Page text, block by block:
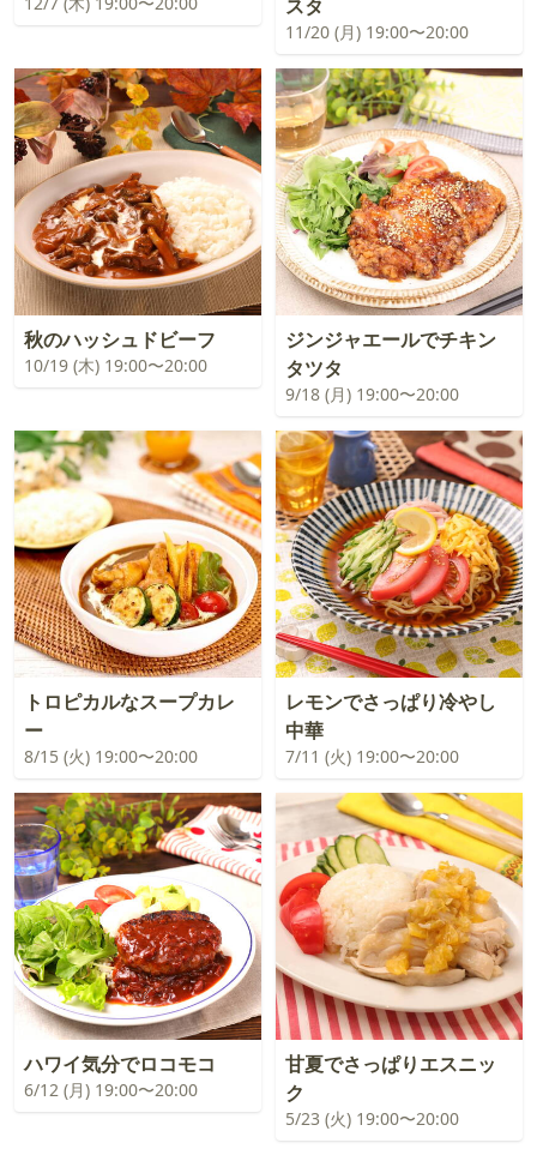
スタ
11/20 (月) 19:00〜20:00
秋のハッシュドビーフ
10/19 (木) 19:00〜20:00
ジンジャエールでチキン
タツタ
9/18 (月) 19:00〜20:00
トロピカルなスープカレ
ー
8/15 (火) 19:00〜20:00
レモンでさっぱり冷やし
中華
7/11 (火) 19:00〜20:00
ハワイ気分でロコモコ
6/12 (月) 19:00〜20:00
甘夏でさっぱりエスニッ
ク
5/23 (火) 19:00〜20:00